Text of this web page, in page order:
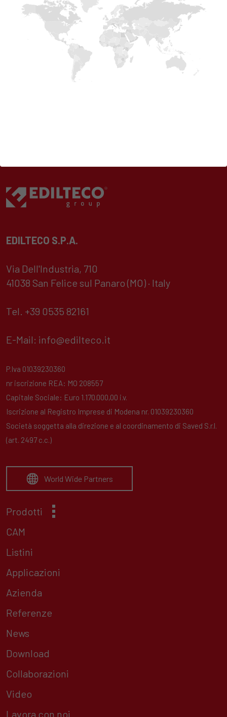
REGISTRATI
EDILTECO S.P.A.
Via Dell'Industria, 710
41038 San Felice sul Panaro (MO) · Italy
Tel. +39 0535 82161
E-Mail: info@edilteco.it
P.Iva 01039230360
nr iscrizione REA: MO 208557
Capitale Sociale: Euro 1.170.000,00 i.v.
Iscrizione al Registro Imprese di Modena nr. 01039230360
Società soggetta alla direzione e al coordinamento di Saved S.r.l.
(art. 2497 c.c.)
World Wide Partners
Prodotti
CAM
Listini
Applicazioni
Azienda
Referenze
News
Download
Collaborazioni
Video
Lavora con noi